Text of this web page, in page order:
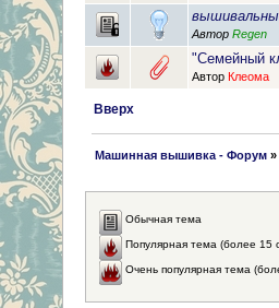
Автор Regen
"Семейный
Автор Клеома
Вверх
Машинная вышивка - Форум »
Обычная тема
Популярная тема (более 15
Очень популярная тема